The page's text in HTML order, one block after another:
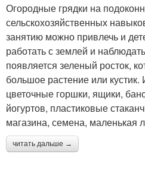
Огородные грядки на
сельскохозяйственных
занятию можно привлечь и
работать с землей и
появляется зеленый росток,
большое растение или
цветочные горшки, ящики,
йогуртов, пластиковые
магазина, семена, маленькая
читать дальше →